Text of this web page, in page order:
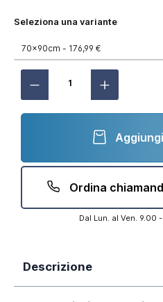
Seleziona una variante
Ordina
Dal Lun. al Ven. 9.00
Descrizione